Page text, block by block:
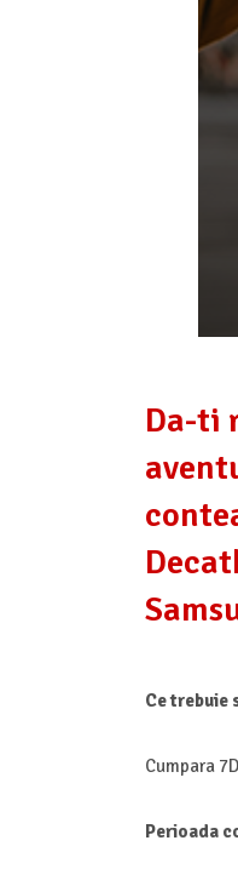
Da-ti
Ce trebuie
Cumpara
Perioada